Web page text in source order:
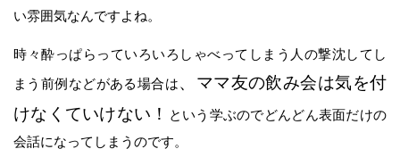
い雰囲気なんですよね。
時々酔っぱらっていろいろしゃべってしまう人の撃沈してし
まう前例などがある場合は、ママ友の飲み会は気を付
けなくていけない！
という学ぶのでどんどん表面だけの
会話になってしまうのです。